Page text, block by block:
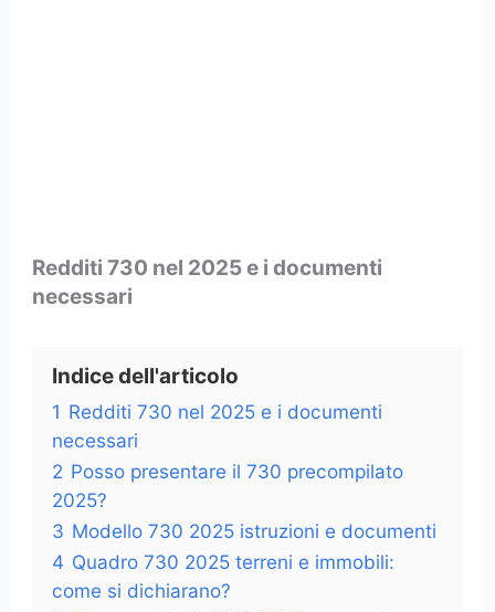
Redditi 730 nel 2025 e i documenti
necessari
Indice dell'articolo
1 Redditi 730 nel 2025 e i documenti
necessari
2 Posso presentare il 730 precompilato
2025?
3 Modello 730 2025 istruzioni e documenti
4 Quadro 730 2025 terreni e immobili:
come si dichiarano?